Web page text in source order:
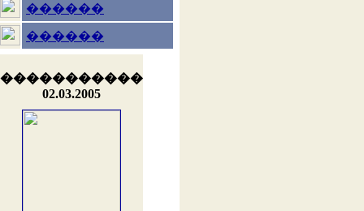
������
������
�����������
02.03.2005